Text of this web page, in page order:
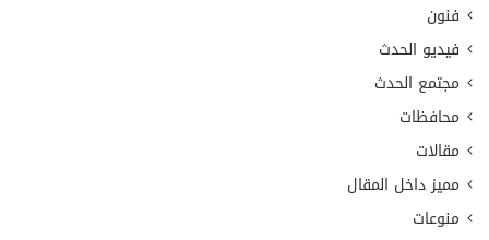
فنون
فيديو الحدث
مجتمع الحدث
محافظات
مقالات
مميز داخل المقال
منوعات